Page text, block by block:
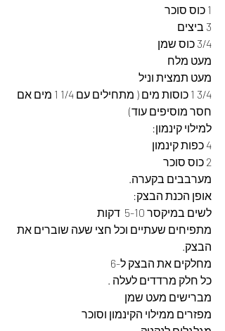
1 כוס סוכר
3 ביצים
3/4 כוס שמן
מעט מלח
מעט תמצית וניל
3/4 1 כוסות מים ( מתחילים עם 1/4 1 מים אם
חסר מוסיפים עוד)
למילוי קינמון:
4 כפות קינמון
2 כוס סוכר
מערבבים בקערה.
אופן הכנת הבצק:
לשים במיקסר 5-10  דקות
מתפיחים שעתיים וכל חצי שעה שוברים את
הבצק.
מחלקים את הבצק ל-6
כל חלק מרדדים לעלה .
מברישים מעט שמן
מפזרים ממילוי הקינמון וסוכר